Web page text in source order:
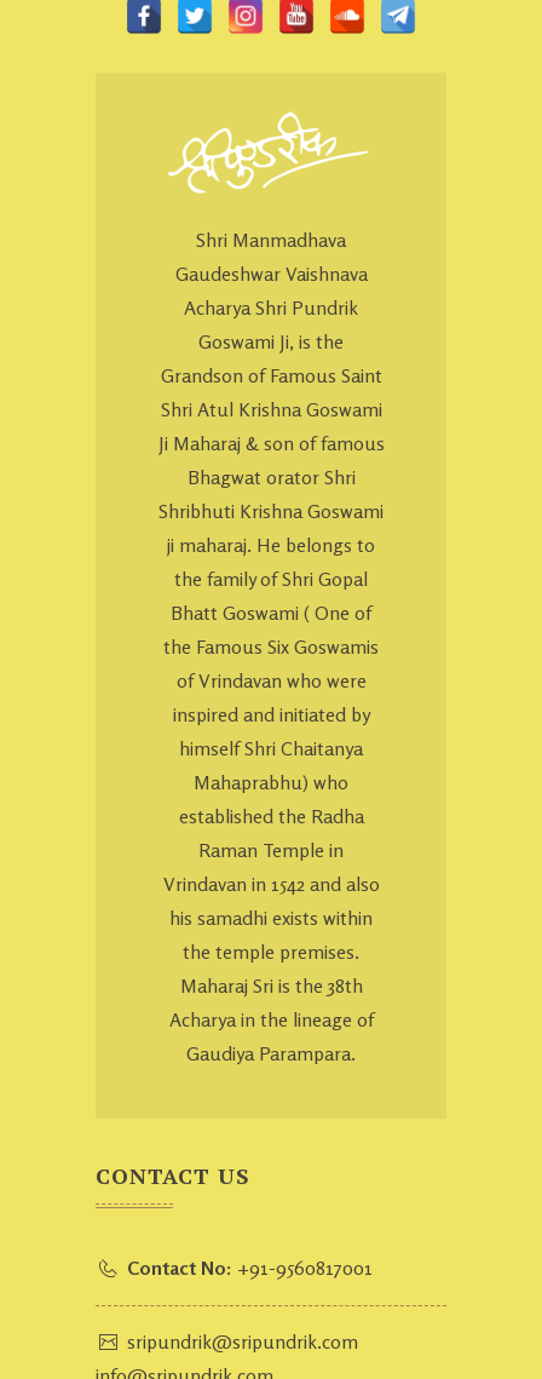
Shri Manmadhava
Gaudeshwar Vaishnava
Acharya Shri Pundrik
Goswami Ji, is the
Grandson of Famous Saint
Shri Atul Krishna Goswami
Ji Maharaj & son of famous
Bhagwat orator Shri
Shribhuti Krishna Goswami
ji maharaj. He belongs to
the family of Shri Gopal
Bhatt Goswami ( One of
the Famous Six Goswamis
of Vrindavan who were
inspired and initiated by
himself Shri Chaitanya
Mahaprabhu) who
established the Radha
Raman Temple in
Vrindavan in 1542 and also
his samadhi exists within
the temple premises.
Maharaj Sri is the 38th
Acharya in the lineage of
Gaudiya Parampara.
CONTACT US
Contact No: +91-9560817001
sripundrik@sripundrik.com